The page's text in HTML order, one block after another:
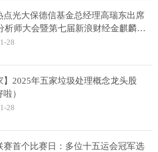
点光大保德信基金总经理高瑞东出席
析师大会暨第七届新浪财经金麒麟分
典
28
】2025年五家垃圾处理概念龙头股
啦）
28
赛首个比赛日：多位十五运会冠军选